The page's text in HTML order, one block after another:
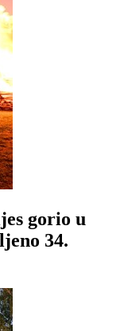
gorio u
34.